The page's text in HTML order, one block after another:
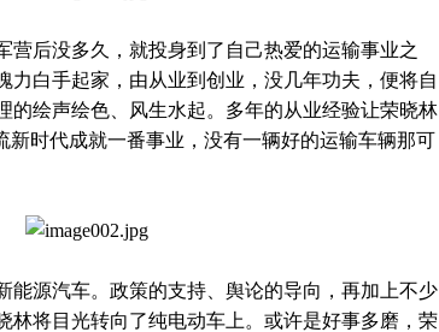
营后没多久，就投身到了自己热爱的运输事业之
力白手起家，由从业到创业，没几年功夫，便将自
的绘声绘色、风生水起。多年的从业经验让荣晓林
新时代成就一番事业，没有一辆好的运输车辆那可
能源汽车。政策的支持、舆论的导向，再加上不少
林将目光转向了纯电动车上。或许是好事多磨，荣